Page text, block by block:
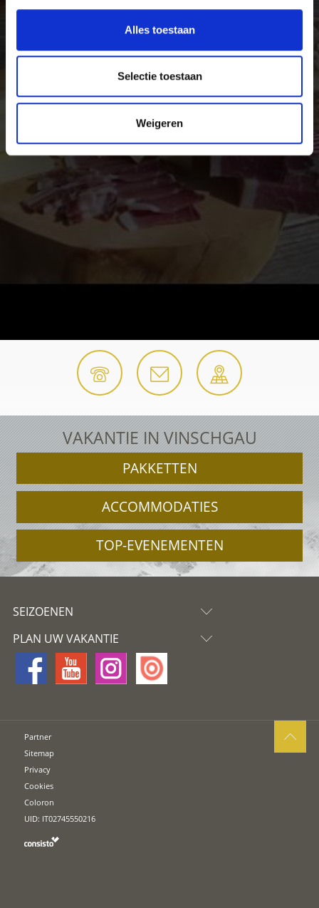
Alles toestaan
Selectie toestaan
Weigeren
VAKANTIE IN VINSCHGAU
PAKKETTEN
ACCOMMODATIES
TOP-EVENEMENTEN
SEIZOENEN
PLAN UW VAKANTIE
Partner
Sitemap
Privacy
Cookies
Coloron
UID: IT02745550216